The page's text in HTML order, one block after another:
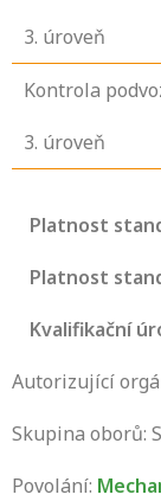
3. úroveň
Kontrola
3. úroveň
Platnost
Platnost
Kvalifikační
Autorizující
Skupina oborů:
Povolání: